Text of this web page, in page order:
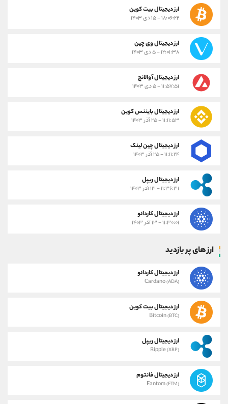
ارز دیجیتال بیت کوین
۱۸:۰۶:۲۲ - ۱۵ دی ۱۴۰۳
ارز دیجیتال وی چین
۱۲:۰۱:۳۸ - ۵ دی ۱۴۰۳
ارز دیجیتال آوالانچ
۱۱:۵۷:۵۱ - ۵ دی ۱۴۰۳
ارز دیجیتال بایننس کوین
۱۱:۱۱:۵۳ - ۲۵ آذر ۱۴۰۳
ارز دیجیتال چین لینک
۱۱:۱۱:۲۴ - ۲۵ آذر ۱۴۰۳
ارز دیجیتال ریپل
۱۱:۳۶:۳۱ - ۱۳ آذر ۱۴۰۳
ارز دیجیتال کاردانو
۱۱:۳۰:۰۱ - ۱۳ آذر ۱۴۰۳
ارز های پر بازدید
ارز دیجیتال کاردانو
Cardano(ADA)
ارز دیجیتال بیت کوین
Bitcoin(BTC)
ارز دیجیتال ریپل
Ripple(XRP)
ارز دیجیتال فانتوم
Fantom(FTM)